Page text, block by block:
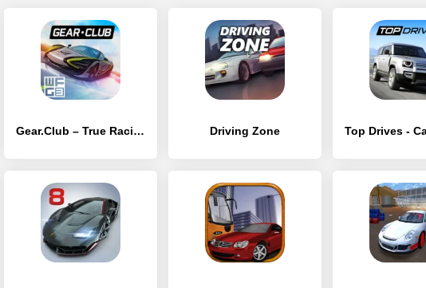
Gear.Club – True Racing Driving Zone